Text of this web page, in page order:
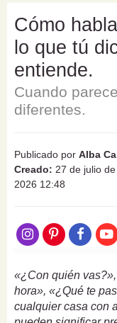
Cómo
lo que tú
entiende.
Cuando
diferentes.
Publicado por Alba
Creado: 27 de julio
2026 12:48
«¿Con quién
hora», «¿Qué te
cualquier casa con